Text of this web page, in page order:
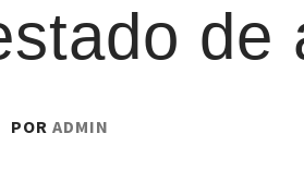
de
POR ADMIN